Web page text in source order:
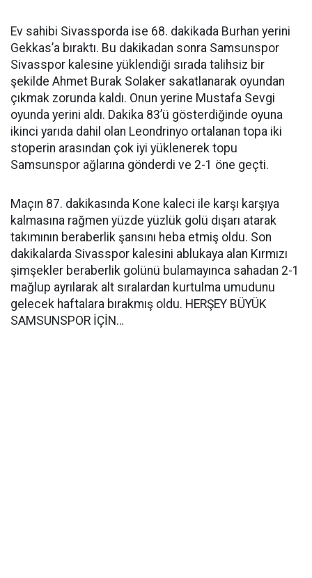
Ev sahibi Sivassporda ise 68. dakikada Burhan yerini
Gekkas’a bıraktı. Bu dakikadan sonra Samsunspor
Sivasspor kalesine yüklendiği sırada talihsiz bir
şekilde Ahmet Burak Solaker sakatlanarak oyundan
çıkmak zorunda kaldı. Onun yerine Mustafa Sevgi
oyunda yerini aldı. Dakika 83’ü gösterdiğinde oyuna
ikinci yarıda dahil olan Leondrinyo ortalanan topa iki
stoperin arasından çok iyi yüklenerek topu
Samsunspor ağlarına gönderdi ve 2-1 öne geçti.
Maçın 87. dakikasında Kone kaleci ile karşı karşıya
kalmasına rağmen yüzde yüzlük golü dışarı atarak
takımının beraberlik şansını heba etmiş oldu. Son
dakikalarda Sivasspor kalesini ablukaya alan Kırmızı
şimşekler beraberlik golünü bulamayınca sahadan 2-1
mağlup ayrılarak alt sıralardan kurtulma umudunu
gelecek haftalara bırakmış oldu. HERŞEY BÜYÜK
SAMSUNSPOR İÇİN…